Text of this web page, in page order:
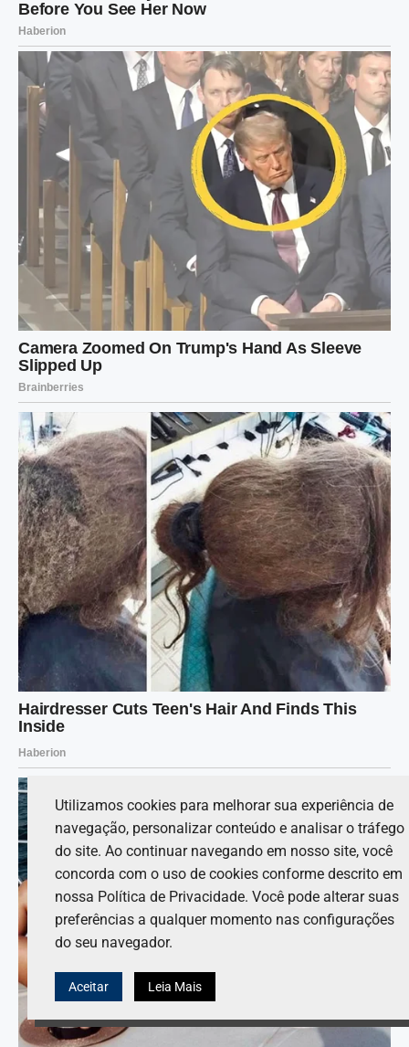
Utilizamos cookies para melhorar sua experiência de
navegação, personalizar conteúdo e analisar o tráfego
do site. Ao continuar navegando em nosso site, você
concorda com o uso de cookies conforme descrito em
nossa Política de Privacidade. Você pode alterar suas
preferências a qualquer momento nas configurações
do seu navegador.
Aceitar Leia Mais